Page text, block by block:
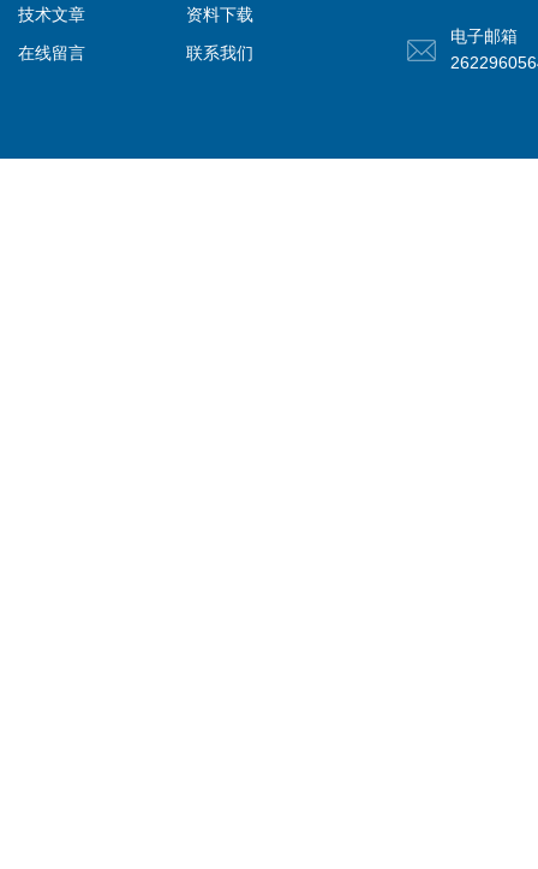
技术文章
资料下载
在线留言
联系我们
电子邮箱